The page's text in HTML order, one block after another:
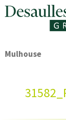
Mulhouse